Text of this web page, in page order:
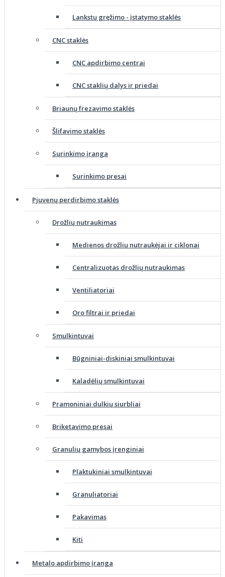
Lankstų gręžimo - įstatymo staklės
CNC staklės
CNC apdirbimo centrai
CNC staklių dalys ir priedai
Briaunų frezavimo staklės
Šlifavimo staklės
Surinkimo įranga
Surinkimo presai
Pjuvenų perdirbimo staklės
Drožlių nutraukimas
Medienos drožlių nutraukėjai ir ciklonai
Centralizuotas drožlių nutraukimas
Ventiliatoriai
Oro filtrai ir priedai
Smulkintuvai
Būgniniai-diskiniai smulkintuvai
Kaladėlių smulkintuvai
Pramoniniai dulkių siurbliai
Briketavimo presai
Granulių gamybos įrenginiai
Plaktukiniai smulkintuvai
Granuliatoriai
Pakavimas
Kiti
Metalo apdirbimo įranga